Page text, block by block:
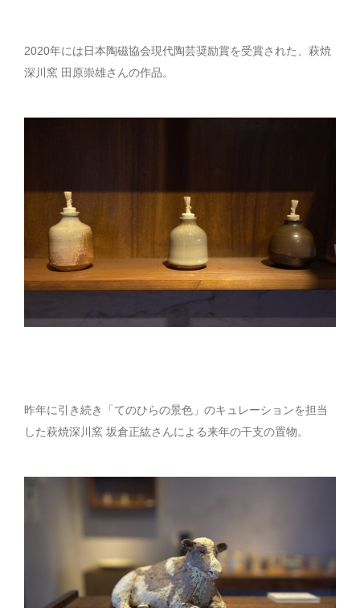
2020年には日本陶磁協会現代陶芸奨励賞を受賞された、萩焼
深川窯 田原崇雄さんの作品。
昨年に引き続き「てのひらの景色」のキュレーションを担当
した萩焼深川窯 坂倉正紘さんによる来年の干支の置物。